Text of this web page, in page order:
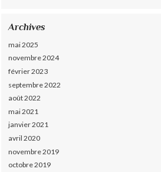
Archives
mai 2025
novembre 2024
février 2023
septembre 2022
août 2022
mai 2021
janvier 2021
avril 2020
novembre 2019
octobre 2019